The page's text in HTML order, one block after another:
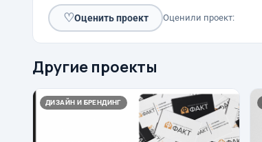
♡Оценить проект Оценили проект:
Другие проекты
ДИЗАЙН И БРЕНДИНГ